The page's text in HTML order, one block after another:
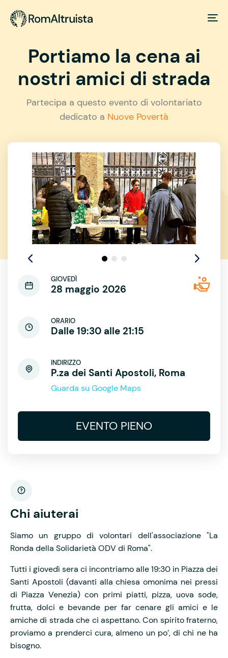
Portiamo la cena ai
nostri amici di strada
Partecipa a questo evento di volontariato
dedicato a Nuove Povertà
GIOVEDÌ
28 maggio 2026
ORARIO
Dalle 19:30 alle 21:15
INDIRIZZO
P.za dei Santi Apostoli, Roma
Guarda su Google Maps
EVENTO PIENO
Chi aiuterai
Siamo un gruppo di volontari dell'associazione "La
Ronda della Solidarietà ODV di Roma".
Tutti i giovedì sera ci incontriamo alle 19:30 in Piazza dei
Santi Apostoli (davanti alla chiesa omonima nei pressi
di Piazza Venezia) con primi piatti, pizza, uova sode,
frutta, dolci e bevande per far cenare gli amici e le
amiche di strada che ci aspettano. Con spirito fraterno,
proviamo a prenderci cura, almeno un po’, di chi ne ha
bisogno.